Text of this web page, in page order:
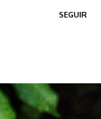
SEGUIR